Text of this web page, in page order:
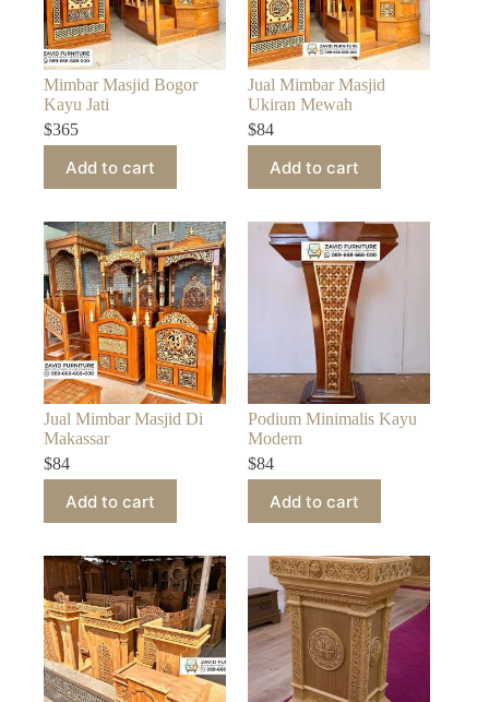
Mimbar Masjid Bogor
Kayu Jati
$365
Add to cart
Jual Mimbar Masjid
Ukiran Mewah
$84
Add to cart
Jual Mimbar Masjid Di
Makassar
$84
Add to cart
Podium Minimalis Kayu
Modern
$84
Add to cart